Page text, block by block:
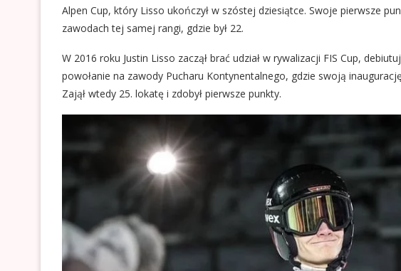
Alpen Cup, który Lisso ukończył w szóstej dziesiątce. Swoje pierwsze
zawodach tej samej rangi, gdzie był 22.
W 2016 roku Justin Lisso zaczął brać udział w rywalizacji FIS Cup,
powołanie na zawody Pucharu Kontynentalnego, gdzie swoją
Zajął wtedy 25. lokatę i zdobył pierwsze punkty.